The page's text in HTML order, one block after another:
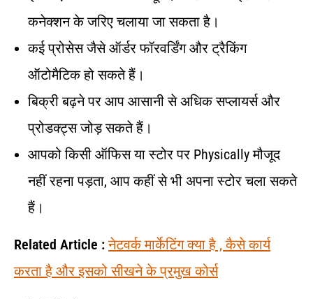
कनेक्शन के जरिए चलाया जा सकता है।
कई प्रोसेस जैसे ऑर्डर फॉरवर्डिंग और ट्रैकिंग
ऑटोमैटिक हो सकते हैं।
बिक्री बढ़ने पर आप आसानी से अधिक सप्लायर्स और
प्रोडक्ट्स जोड़ सकते हैं।
आपको किसी ऑफिस या स्टोर पर Physically मौजूद
नहीं रहना पड़ता, आप कहीं से भी अपना स्टोर चला सकते
हैं।
Related Article :नेटवर्क मार्केटिंग क्या है , कैसे कार्य
करता है और इसको सीखने के प्रमुख कोर्स